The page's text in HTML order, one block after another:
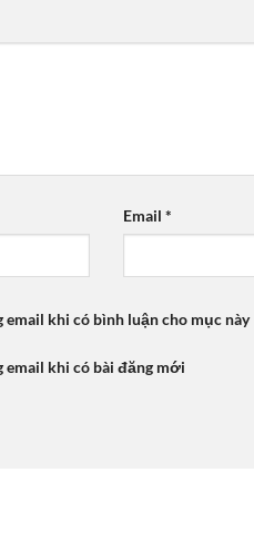
Email*
email khi có bình luận cho mục này
email khi có bài đăng mới